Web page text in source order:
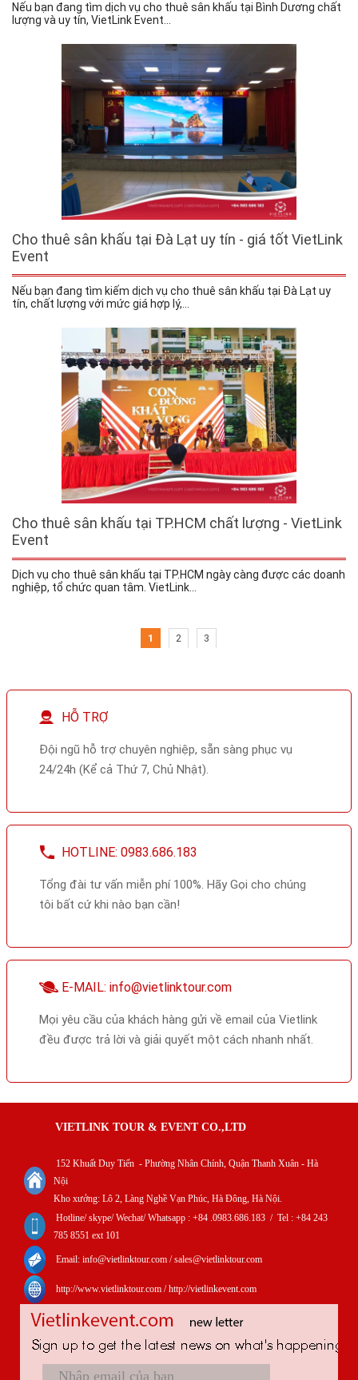
Nếu bạn đang tìm dịch vụ cho thuê sân khấu tại Bình Dương chất
lượng và uy tín, VietLink Event...
Cho thuê sân khấu tại Đà Lạt uy tín - giá tốt VietLink
Event
Nếu bạn đang tìm kiếm dịch vụ cho thuê sân khấu tại Đà Lạt uy
tín, chất lượng với mức giá hợp lý,...
Cho thuê sân khấu tại TP.HCM chất lượng - VietLink
Event
Dịch vụ cho thuê sân khấu tại TP.HCM ngày càng được các doanh
nghiệp, tổ chức quan tâm. VietLink...
1 2 3
HỖ TRỢ
Đội ngũ hỗ trợ chuyên nghiệp, sẵn sàng phục vụ
24/24h (Kể cả Thứ 7, Chủ Nhật).
HOTLINE: 0983.686.183
Tổng đài tư vấn miễn phí 100%. Hãy Gọi cho chúng
tôi bất cứ khi nào bạn cần!
E-MAIL: info@vietlinktour.com
Mọi yêu cầu của khách hàng gửi về email của Vietlink
đều được trả lời và giải quyết một cách nhanh nhất.
VIETLINK TOUR & EVENT CO.,LTD
152 Khuất Duy Tiến - Phường Nhân Chính, Quận Thanh Xuân - Hà
Nội
Kho xưởng: Lô 2, Làng Nghề Vạn Phúc, Hà Đông, Hà Nội.
Hotline/ skype/ Wechat/ Whatsapp : +84 .0983.686.183 / Tel : +84 243
785 8551 ext 101
Email: info@vietlinktour.com / sales@vietlinktour.com
http://www.vietlinktour.com / http://vietlinkevent.com